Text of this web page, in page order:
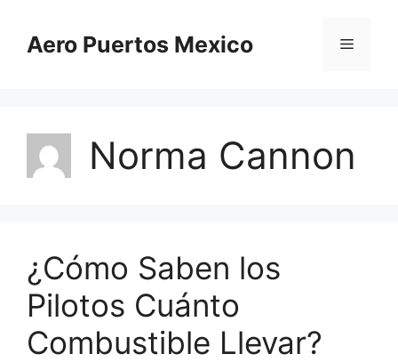
contentAero Puertos Mexico Menu
Norma Cannon
¿Cómo Saben los
Pilotos Cuánto
Combustible Llevar?